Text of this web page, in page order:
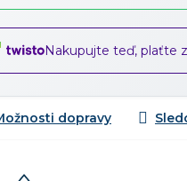
Nakupujte teď, plaťte
dopravy